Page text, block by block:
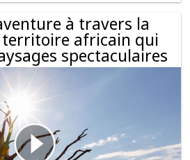
à travers la
territoire africain qui
spectaculaires